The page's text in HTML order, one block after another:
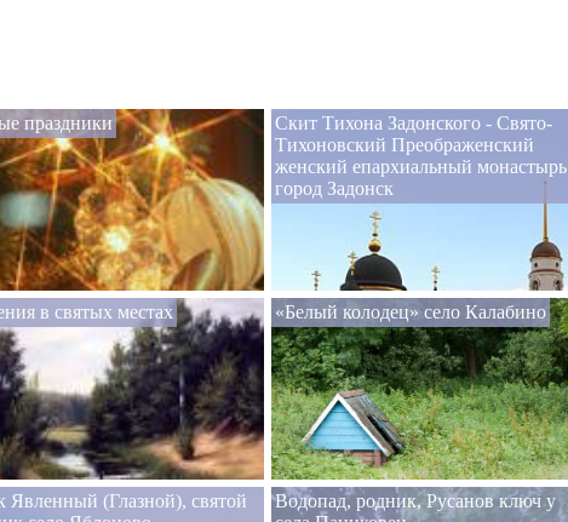
праздники
Скит Тихона Задонского - Свято-
Тихоновский Преображенский
женский епархиальный монастырь
город Задонск
в святых местах «Белый колодец» село Калабино
Явленный (Глазной), святой
Водопад, родник, Русанов ключ у